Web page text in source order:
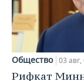
Общество 03
Рифкат